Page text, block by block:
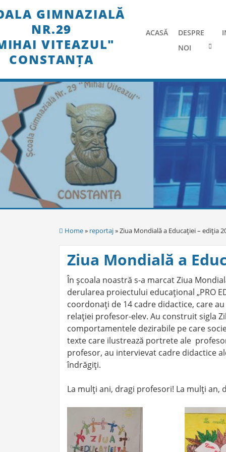
to
GIMNAZIALĂ
NR.29
VITEAZUL"
CONSTANȚA
ACASĂ
DESPRE
NOI
Home» reportaj» Ziua Mondială a Educaţiei – ediţia
Ziua Mondială a
În şcoala noastră s-a marcat Ziua
derularea proiectului educaţional „PRO
coordonaţi de 14 cadre didactice, care
relaţiei profesor-elev. Au construit sigla
comportamentele dezirabile pe care
texte care ilustrează portrete ale
profesor, au intervievat cadre didactice
îndrăgiţi.
La mulţi ani, dragi profesori! La mulţi an,